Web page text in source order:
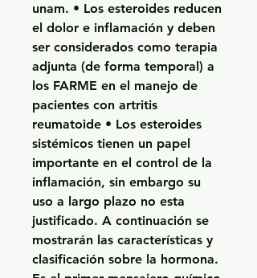
unam. • Los esteroides reducen
el dolor e inflamación y deben
ser considerados como terapia
adjunta (de forma temporal) a
los FARME en el manejo de
pacientes con artritis
reumatoide • Los esteroides
sistémicos tienen un papel
importante en el control de la
inflamación, sin embargo su
uso a largo plazo no esta
justificado. A continuación se
mostrarán las características y
clasificación sobre la hormona.